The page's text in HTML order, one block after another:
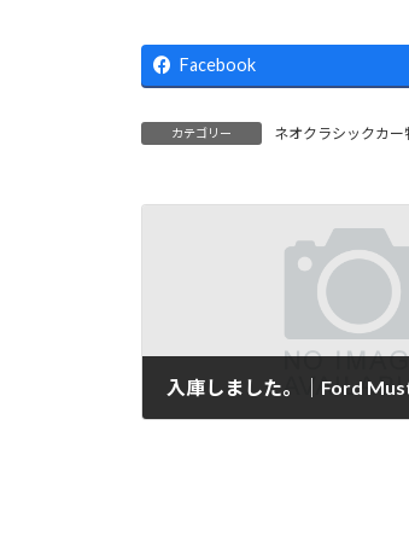
Facebook
カテゴリー ネオクラシックカー